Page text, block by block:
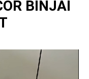
BINJAI